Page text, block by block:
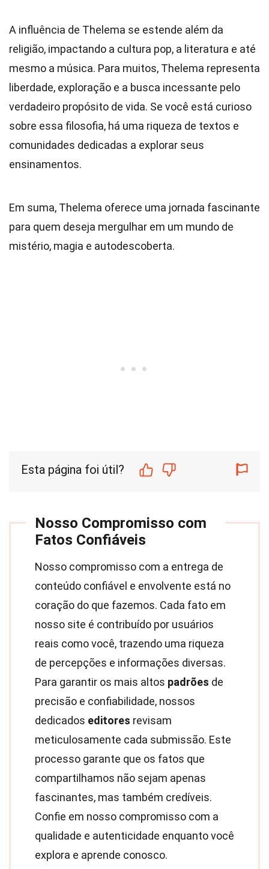
A influência de Thelema se estende além da
religião, impactando a cultura pop, a literatura e até
mesmo a música. Para muitos, Thelema representa
liberdade, exploração e a busca incessante pelo
verdadeiro propósito de vida. Se você está curioso
sobre essa filosofia, há uma riqueza de textos e
comunidades dedicadas a explorar seus
ensinamentos.
Em suma, Thelema oferece uma jornada fascinante
para quem deseja mergulhar em um mundo de
mistério, magia e autodescoberta.
Esta página foi útil?
Nosso Compromisso com
Fatos Confiáveis
Nosso compromisso com a entrega de
conteúdo confiável e envolvente está no
coração do que fazemos. Cada fato em
nosso site é contribuído por usuários
reais como você, trazendo uma riqueza
de percepções e informações diversas.
Para garantir os mais altos padrões de
precisão e confiabilidade, nossos
dedicados editores revisam
meticulosamente cada submissão. Este
processo garante que os fatos que
compartilhamos não sejam apenas
fascinantes, mas também credíveis.
Confie em nosso compromisso com a
qualidade e autenticidade enquanto você
explora e aprende conosco.